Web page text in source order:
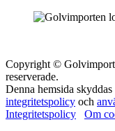
Copyright ©
reserverade.
Denna hemsida
integritetspolicy och
Integritetspolicy
Om